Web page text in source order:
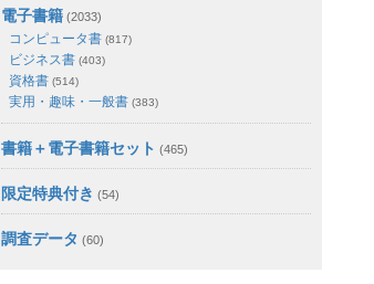
電子書籍 (2033)
コンピュータ書 (817)
ビジネス書 (403)
資格書 (514)
実用・趣味・一般書 (383)
書籍＋電子書籍セット (465)
限定特典付き (54)
調査データ (60)